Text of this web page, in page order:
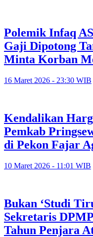
Polemik Infaq
Gaji Dipotong
Minta Korban
16 Maret 2026 - 23:30 WIB
Kendalikan
Pemkab
di Pekon Fajar
10 Maret 2026 - 11:01 WIB
Bukan ‘Studi
Sekretaris
Tahun Penjara